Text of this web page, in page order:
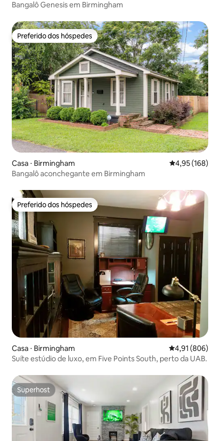
Bangalô Genesis em Birmingham
Preferido dos hóspedes
Preferido dos hóspedes
Casa ⋅ Birmingham 4,95 de uma
4,95 (168)
Bangalô aconchegante em Birmingham
Preferido dos hóspedes
Preferido dos hóspedes
Casa ⋅ Birmingham 4,91 de uma
4,91 (806)
Suíte estúdio de luxo, em Five Points South, perto da UAB.
Superhost
Superhost